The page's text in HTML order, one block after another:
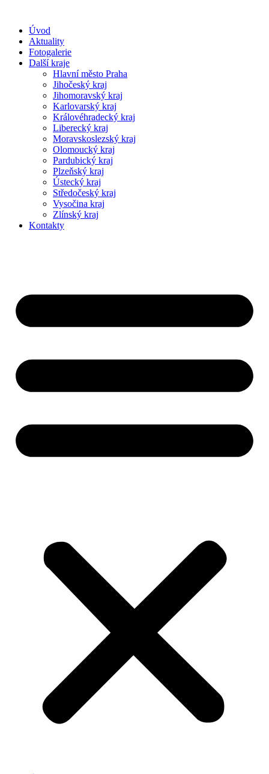
Úvod
Aktuality
Fotogalerie
Další kraje
Hlavní město Praha
Jihočeský kraj
Jihomoravský kraj
Karlovarský kraj
Královéhradecký kraj
Liberecký kraj
Moravskoslezský kraj
Olomoucký kraj
Pardubický kraj
Plzeňský kraj
Ústecký kraj
Středočeský kraj
Vysočina kraj
Zlínský kraj
Kontakty